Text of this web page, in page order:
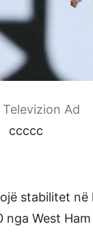
Ad
ccccc
stabilitet në
West